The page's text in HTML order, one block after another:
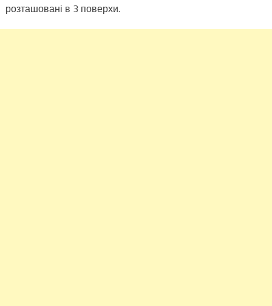
розташовані в 3 поверхи.